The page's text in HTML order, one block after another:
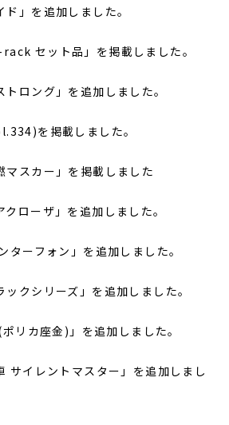
」を追加しました。
セット品」を掲載しました。
ロング」を追加しました。
を掲載しました。
マスカー」を掲載しました
ローザ」を追加しました。
ターフォン」を追加しました。
クシリーズ」を追加しました。
リカ座金)」を追加しました。
サイレントマスター」を追加しまし